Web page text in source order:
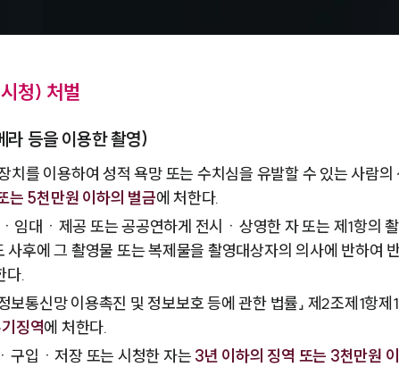
청) 처벌
라 등을 이용한 촬영)
치를 이용하여 성적 욕망 또는 수치심을 유발할 수 있는 사람
는 5천만원 이하의 벌금에 처한다.
임대ㆍ제공 또는 공공연하게 전시ㆍ상영한 자 또는 제1항의
후에 그 촬영물 또는 복제물을 촬영대상자의 의사에 반하여
다.
보통신망 이용촉진 및 정보보호 등에 관한 법률」 제2조제1항
징역에 처한다.
구입ㆍ저장 또는 시청한 자는 3년 이하의 징역 또는 3천만원